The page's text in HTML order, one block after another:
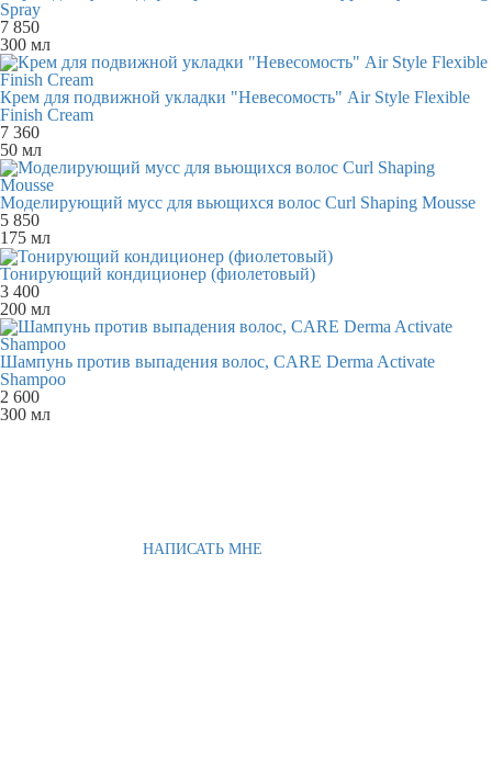
Spray
7 850
300 мл
Крем для подвижной укладки "Невесомость" Air Style Flexible
Finish Cream
7 360
50 мл
Моделирующий мусс для вьющихся волос Curl Shaping Mousse
5 850
175 мл
Тонирующий кондиционер (фиолетовый)
3 400
200 мл
Шампунь против выпадения волос, CARE Derma Activate
Shampoo
2 600
300 мл
НАПИСАТЬ МНЕ